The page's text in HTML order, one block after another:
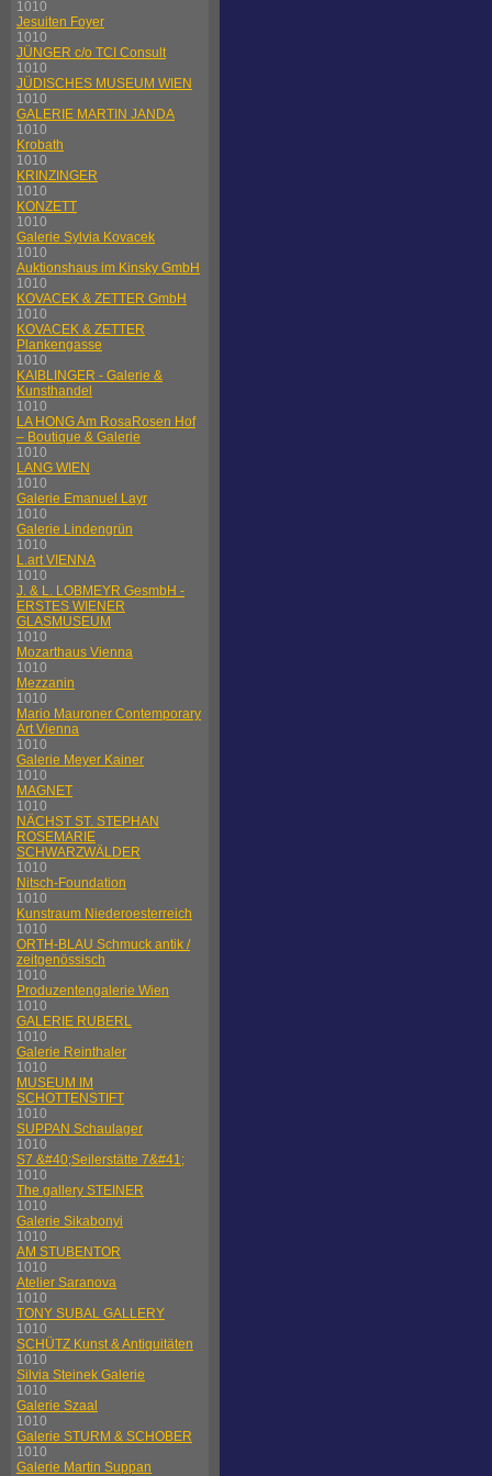
1010
Jesuiten Foyer
1010
JÜNGER c/o TCI Consult
1010
JÜDISCHES MUSEUM WIEN
1010
GALERIE MARTIN JANDA
1010
Krobath
1010
KRINZINGER
1010
KONZETT
1010
Galerie Sylvia Kovacek
1010
Auktionshaus im Kinsky GmbH
1010
KOVACEK & ZETTER GmbH
1010
KOVACEK & ZETTER
Plankengasse
1010
KAIBLINGER - Galerie &
Kunsthandel
1010
LA HONG Am RosaRosen Hof
– Boutique & Galerie
1010
LANG WIEN
1010
Galerie Emanuel Layr
1010
Galerie Lindengrün
1010
L.art VIENNA
1010
J. & L. LOBMEYR GesmbH -
ERSTES WIENER
GLASMUSEUM
1010
Mozarthaus Vienna
1010
Mezzanin
1010
Mario Mauroner Contemporary
Art Vienna
1010
Galerie Meyer Kainer
1010
MAGNET
1010
NÄCHST ST. STEPHAN
ROSEMARIE
SCHWARZWÄLDER
1010
Nitsch-Foundation
1010
Kunstraum Niederoesterreich
1010
ORTH-BLAU Schmuck antik /
zeitgenössisch
1010
Produzentengalerie Wien
1010
GALERIE RUBERL
1010
Galerie Reinthaler
1010
MUSEUM IM
SCHOTTENSTIFT
1010
SUPPAN Schaulager
1010
S7 &#40;Seilerstätte 7&#41;
1010
The gallery STEINER
1010
Galerie Sikabonyi
1010
AM STUBENTOR
1010
Atelier Saranova
1010
TONY SUBAL GALLERY
1010
SCHÜTZ Kunst & Antiquitäten
1010
Silvia Steinek Galerie
1010
Galerie Szaal
1010
Galerie STURM & SCHOBER
1010
Galerie Martin Suppan